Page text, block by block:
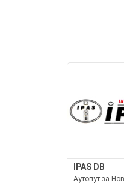
IPAS DB
Аутопут за